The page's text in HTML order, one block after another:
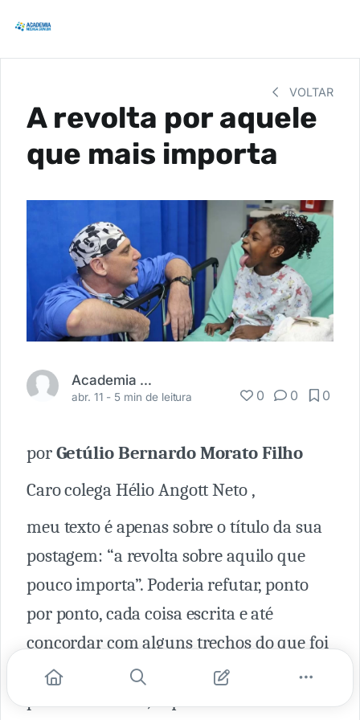
VOLTAR
A revolta por aquele
que mais importa
Academia Médica
abr. 11 - 5 min de leitura 0 0 0
porGetúlio Bernardo Morato Filho
Caro colega Hélio Angott Neto ,
meu texto é apenas sobre o título da sua
postagem: “a revolta sobre aquilo que
pouco importa”. Poderia refutar, ponto
por ponto, cada coisa escrita e até
concordar com alguns trechos do que foi
escrito, mas o texto já começa de uma
premissa errada, o que invalida todo o